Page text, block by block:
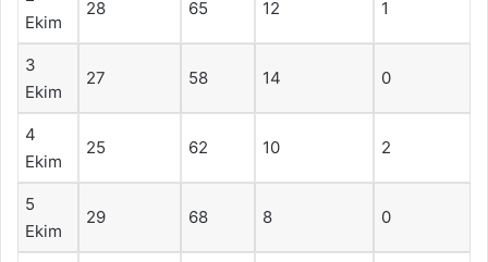
Ekim
28 65 12 1
3
Ekim
27 58 14 0
4
Ekim
25 62 10 2
5
Ekim
29 68 8 0